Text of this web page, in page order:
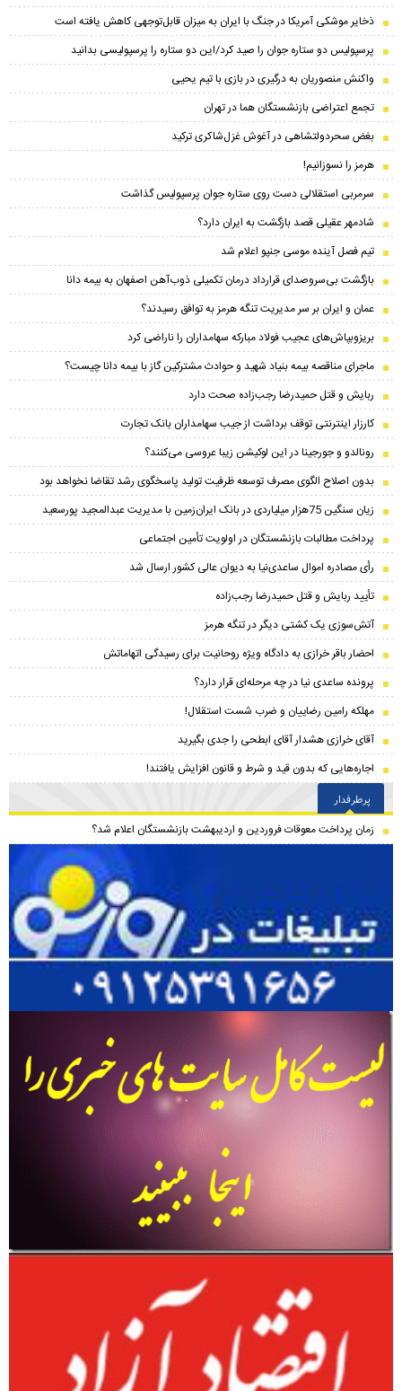
ذخایر موشکی آمریکا در جنگ با ایران به میزان قابل‌توجهی کاهش یافته است
پرسپولیس دو ستاره جوان را صید کرد/این دو ستاره را پرسپولیسی بدانید
واکنش منصوریان به درگیری در بازی با تیم یحیی
تجمع اعتراضی بازنشستگان هما در تهران
بغض سحر‌دولتشاهی در آغوش غزل‌شاکری ترکید
هرمز را نسوزانیم!
سرمربی استقلالی دست روی ستاره جوان پرسپولیس گذاشت
شادمهر عقیلی قصد بازگشت به ایران دارد؟
تیم فصل آینده موسی جنپو اعلام شد
بازگشت بی‌سروصدای قرارداد درمان تکمیلی ذوب‌آهن اصفهان به بیمه دانا
عمان و ایران بر سر مدیریت تنگه هرمز به توافق رسیدند؟
بریزوبپاش‌های عجیب فولاد مبارکه سهامداران را ناراضی کرد
ماجرای مناقصه بیمه بنیاد شهید و حوادث مشترکین گاز با بیمه دانا چیست؟
ربایش و قتل حمیدرضا رجب‌زاده صحت دارد
کارزار اینترنتی توقف برداشت از جیب سهامداران بانک تجارت
رونالدو و جورجینا در این لوکیشن زیبا عروسی می‌کنند؟
بدون اصلاح الگوی مصرف توسعه ظرفیت تولید پاسخگوی رشد تقاضا نخواهد بود
زیان سنگین 75هزار میلیاردی در بانک ایران‌زمین با مدیریت عبدالمجید پورسعید
پرداخت مطالبات بازنشستگان در اولویت تأمین اجتماعی
رأی مصادره اموال ساعدی‌نیا به دیوان عالی کشور ارسال شد
تأیید ربایش و قتل حمیدرضا رجب‌زاده
آتش‌سوزی یک کشتی دیگر در تنگه هرمز
احضار باقر خرازی به دادگاه ویژه روحانیت برای رسیدگی اتهاماتش
پرونده ساعدی نیا در چه مرحله‌ای قرار دارد؟
مهلکه رامین رضاییان و ضرب شست استقلال!
آقای خرازی هشدار آقای ابطحی را جدی بگیرید
اجاره‌هایی که بدون قید و شرط و قانون افزایش یافتند!
پرطرفدار
زمان پرداخت معوقات فروردین و اردیبهشت بازنشستگان اعلام شد؟